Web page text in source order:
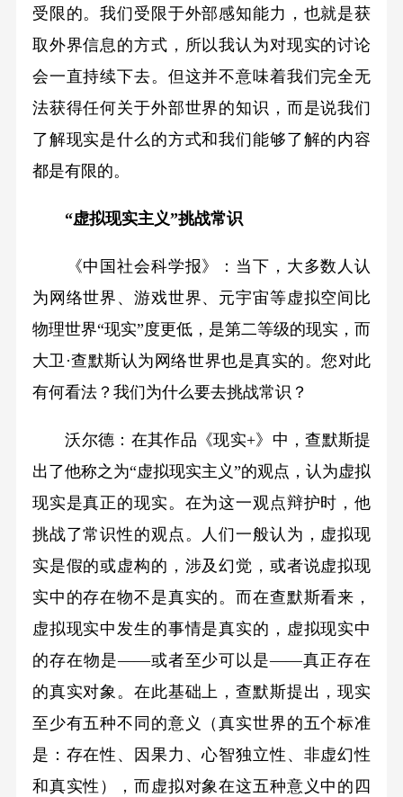
受限的。我们受限于外部感知能力，也就是获
取外界信息的方式，所以我认为对现实的讨论
会一直持续下去。但这并不意味着我们完全无
法获得任何关于外部世界的知识，而是说我们
了解现实是什么的方式和我们能够了解的内容
都是有限的。
“虚拟现实主义”挑战常识
《中国社会科学报》：当下，大多数人认
为网络世界、游戏世界、元宇宙等虚拟空间比
物理世界“现实”度更低，是第二等级的现实，而
大卫·查默斯认为网络世界也是真实的。您对此
有何看法？我们为什么要去挑战常识？
沃尔德：在其作品《现实+》中，查默斯提
出了他称之为“虚拟现实主义”的观点，认为虚拟
现实是真正的现实。在为这一观点辩护时，他
挑战了常识性的观点。人们一般认为，虚拟现
实是假的或虚构的，涉及幻觉，或者说虚拟现
实中的存在物不是真实的。而在查默斯看来，
虚拟现实中发生的事情是真实的，虚拟现实中
的存在物是——或者至少可以是——真正存在
的真实对象。在此基础上，查默斯提出，现实
至少有五种不同的意义（真实世界的五个标准
是：存在性、因果力、心智独立性、非虚幻性
和真实性），而虚拟对象在这五种意义中的四